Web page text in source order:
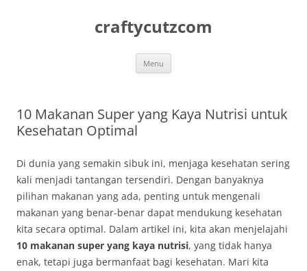
craftycutzcom
Menu
10 Makanan Super yang Kaya Nutrisi untuk
Kesehatan Optimal
Di dunia yang semakin sibuk ini, menjaga kesehatan sering
kali menjadi tantangan tersendiri. Dengan banyaknya
pilihan makanan yang ada, penting untuk mengenali
makanan yang benar-benar dapat mendukung kesehatan
kita secara optimal. Dalam artikel ini, kita akan menjelajahi
10 makanan super yang kaya nutrisi, yang tidak hanya
enak, tetapi juga bermanfaat bagi kesehatan. Mari kita